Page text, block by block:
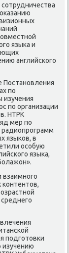
языка и
английского
Постановления
по
по организации
НТРК
мер по
радиопрограмм
языков, в
особую
языка,
контентов,
подготовки
изучению